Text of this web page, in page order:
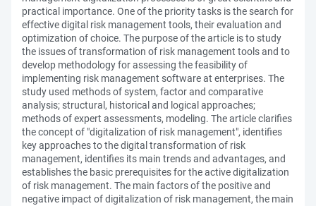
practical importance. One of the priority tasks is the search for
effective digital risk management tools, their evaluation and
optimization of choice. The purpose of the article is to study
the issues of transformation of risk management tools and to
develop methodology for assessing the feasibility of
implementing risk management software at enterprises. The
study used methods of system, factor and comparative
analysis; structural, historical and logical approaches;
methods of expert assessments, modeling. The article clarifies
the concept of "digitalization of risk management", identifies
key approaches to the digital transformation of risk
management, identifies its main trends and advantages, and
establishes the basic prerequisites for the active digitalization
of risk management. The main factors of the positive and
negative impact of digitalization of risk management, the main